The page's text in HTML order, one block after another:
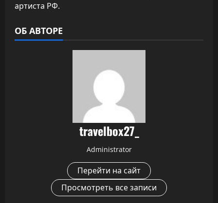
артиста РФ.
ОБ АВТОРЕ
travelbox27_
Administrator
Перейти на сайт
Просмотреть все записи